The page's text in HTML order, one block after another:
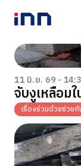
NEWS
LIFESTYLE
HOROSCOPE
LOTTERY
VIDEO
ร่วมด้วยช่วยกัน
11 มิ.ย. 69 -
จับงูเหลือม
เรื่องร่วมด้วยช่วย